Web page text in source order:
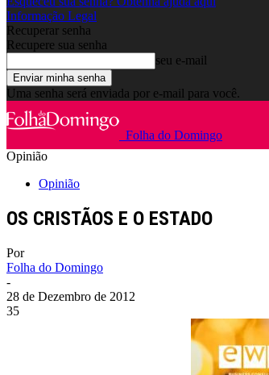
Informação Legal
Recuperar senha
Recupere sua senha
seu e-mail
Uma senha será enviada por e-mail para você.
Folha do Domingo
Opinião
Opinião
OS CRISTÃOS E O ESTADO
Por
Folha do Domingo
-
28 de Dezembro de 2012
35